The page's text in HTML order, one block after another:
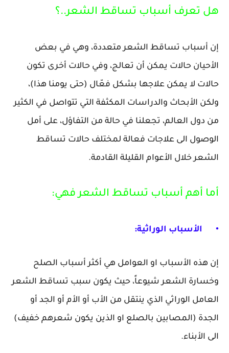
هل تعرف أسباب تساقط الشعر..؟
إن أسباب تساقط الشعر متعددة، وهي في بعض
الأحيان حالات يمكن أن تعالج، وفي حالات أخرى تكون
حالات لا يمكن علاجها بشكل فعّال (حتى يومنا هذا)،
ولكن الأبحاث والدراسات المكثفة التي تتواصل في الكثير
من دول العالم، تجعلنا في حالة من التفاؤل، على أمل
الوصول الى علاجات فعالة لمختلف حالات تساقط
الشعر خلال الأعوام القليلة القادمة.
أما أهم أسباب تساقط الشعر فهي:
• الأسباب الوراثية:
إن هذه الأسباب او العوامل هي أكثر أسباب الصلح
وخسارة الشعر شيوعاً، حيث يكون سبب تساقط الشعر
العامل الوراثي الذي ينتقل من الأب أو الأم أو الجد أو
الجدة (المصابين بالصلع او الذين يكون شعرهم خفيف)
الى الأبناء.